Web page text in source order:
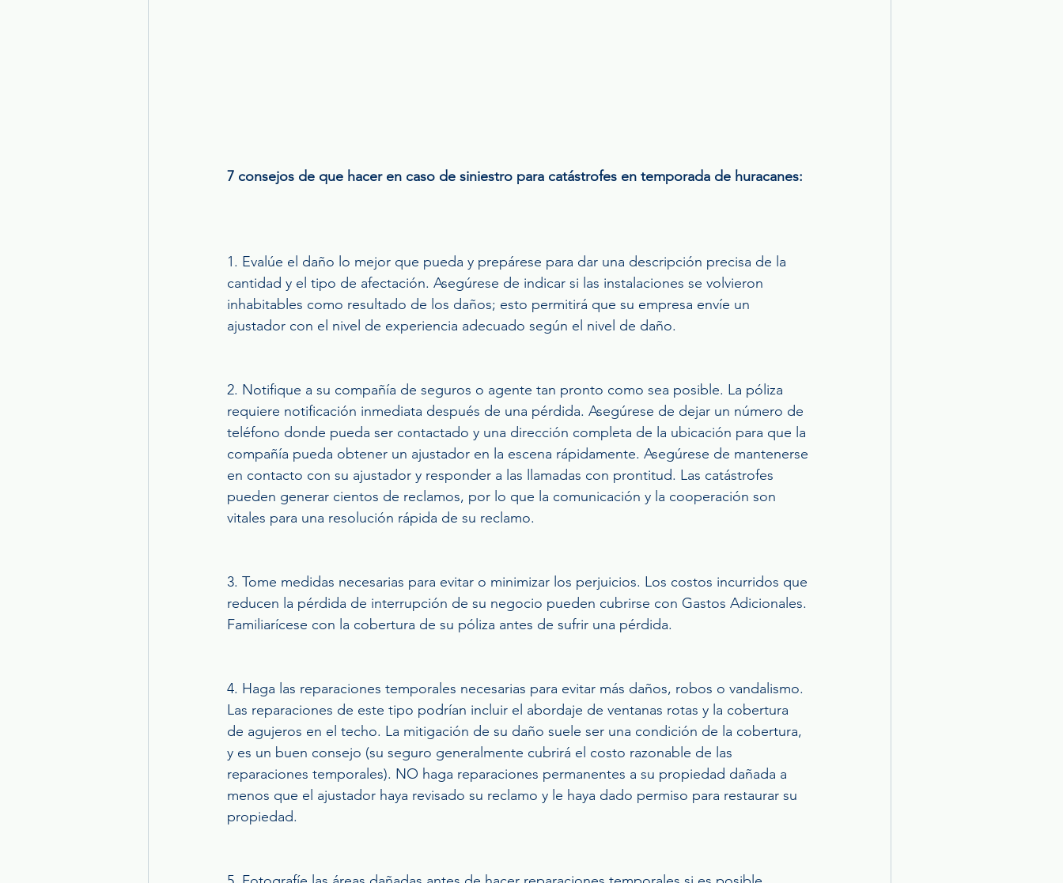
7 consejos de que hacer en caso de siniestro para catástrofes en temporada de huracanes:
1. Evalúe el daño lo mejor que pueda y prepárese para dar una descripción precisa de la
cantidad y el tipo de afectación. Asegúrese de indicar si las instalaciones se volvieron
inhabitables como resultado de los daños; esto permitirá que su empresa envíe un
ajustador con el nivel de experiencia adecuado según el nivel de daño.
2. Notifique a su compañía de seguros o agente tan pronto como sea posible. La póliza
requiere notificación inmediata después de una pérdida. Asegúrese de dejar un número de
teléfono donde pueda ser contactado y una dirección completa de la ubicación para que la
compañía pueda obtener un ajustador en la escena rápidamente. Asegúrese de mantenerse
en contacto con su ajustador y responder a las llamadas con prontitud. Las catástrofes
pueden generar cientos de reclamos, por lo que la comunicación y la cooperación son
vitales para una resolución rápida de su reclamo.
3. Tome medidas necesarias para evitar o minimizar los perjuicios. Los costos incurridos que
reducen la pérdida de interrupción de su negocio pueden cubrirse con Gastos Adicionales.
Familiarícese con la cobertura de su póliza antes de sufrir una pérdida.
4. Haga las reparaciones temporales necesarias para evitar más daños, robos o vandalismo.
Las reparaciones de este tipo podrían incluir el abordaje de ventanas rotas y la cobertura
de agujeros en el techo. La mitigación de su daño suele ser una condición de la cobertura,
y es un buen consejo (su seguro generalmente cubrirá el costo razonable de las
reparaciones temporales). NO haga reparaciones permanentes a su propiedad dañada a
menos que el ajustador haya revisado su reclamo y le haya dado permiso para restaurar su
propiedad.